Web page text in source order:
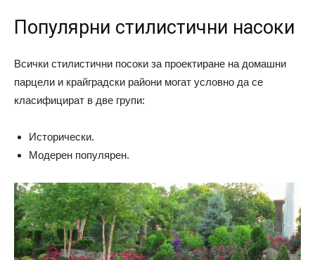
Популярни стилистични насоки
Всички стилистични посоки за проектиране на домашни
парцели и крайградски райони могат условно да се
класифицират в две групи:
Исторически.
Модерен популярен.